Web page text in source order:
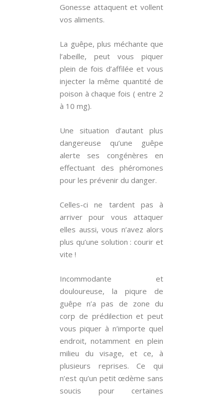
Gonesse attaquent et vollent
vos aliments.
La guêpe, plus méchante que
l’abeille, peut vous piquer
plein de fois d’affilée et vous
injecter la même quantité de
poison à chaque fois ( entre 2
à 10 mg).
Une situation d’autant plus
dangereuse qu’une guêpe
alerte ses congénères en
effectuant des phéromones
pour les prévenir du danger.
Celles-ci ne tardent pas à
arriver pour vous attaquer
elles aussi, vous n’avez alors
plus qu’une solution : courir et
vite !
Incommodante et
douloureuse, la piqure de
guêpe n’a pas de zone du
corp de prédilection et peut
vous piquer à n’importe quel
endroit, notamment en plein
milieu du visage, et ce, à
plusieurs reprises. Ce qui
n’est qu’un petit œdème sans
soucis pour certaines